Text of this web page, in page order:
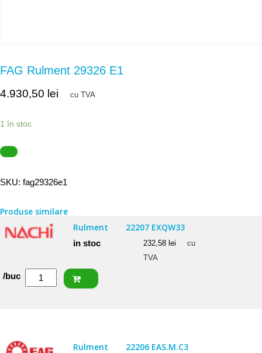
FAG Rulment 29326 E1
4.930,50 lei cu TVA
1 în stoc
SKU: fag29326e1
Produse similare
Rulment
22207 EXQW33
in stoc 232,58 lei
cu
TVA
Cantitate
NACHI
/buc
Rulment 22206 EAS.M.C3